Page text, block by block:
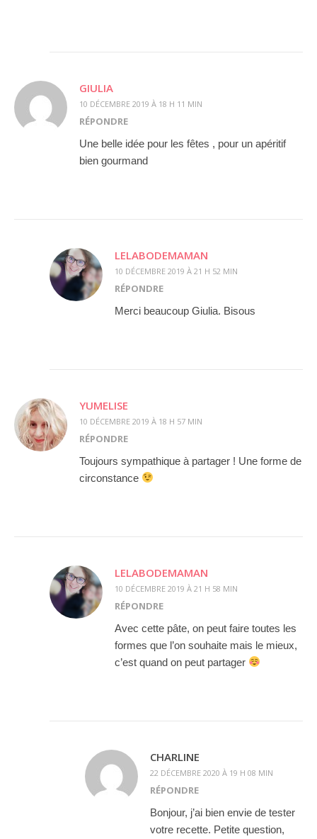
GIULIA
10 DÉCEMBRE 2019 À 18 H 11 MIN
RÉPONDRE
Une belle idée pour les fêtes , pour un apéritif
bien gourmand
LELABODEMAMAN
10 DÉCEMBRE 2019 À 21 H 52 MIN
RÉPONDRE
Merci beaucoup Giulia. Bisous
YUMELISE
10 DÉCEMBRE 2019 À 18 H 57 MIN
RÉPONDRE
Toujours sympathique à partager ! Une forme de
circonstance
LELABODEMAMAN
10 DÉCEMBRE 2019 À 21 H 58 MIN
RÉPONDRE
Avec cette pâte, on peut faire toutes les
formes que l’on souhaite mais le mieux,
c’est quand on peut partager
CHARLINE
22 DÉCEMBRE 2020 À 19 H 08 MIN
RÉPONDRE
Bonjour, j’ai bien envie de tester
votre recette. Petite question,